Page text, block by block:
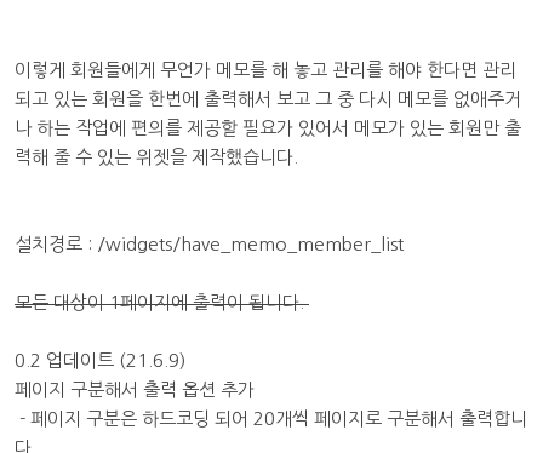
이렇게 회원들에게 무언가 메모를 해 놓고 관리를 해야 한다면 관리
되고 있는 회원을 한번에 출력해서 보고 그 중 다시 메모를 없애주거
나 하는 작업에 편의를 제공할 필요가 있어서 메모가 있는 회원만 출
력해 줄 수 있는 위젯을 제작했습니다.
설치경로 : /widgets/have_memo_member_list
모든 대상이 1페이지에 출력이 됩니다.
0.2 업데이트 (21.6.9)
페이지 구분해서 출력 옵션 추가
- 페이지 구분은 하드코딩 되어 20개씩 페이지로 구분해서 출력합니
다.